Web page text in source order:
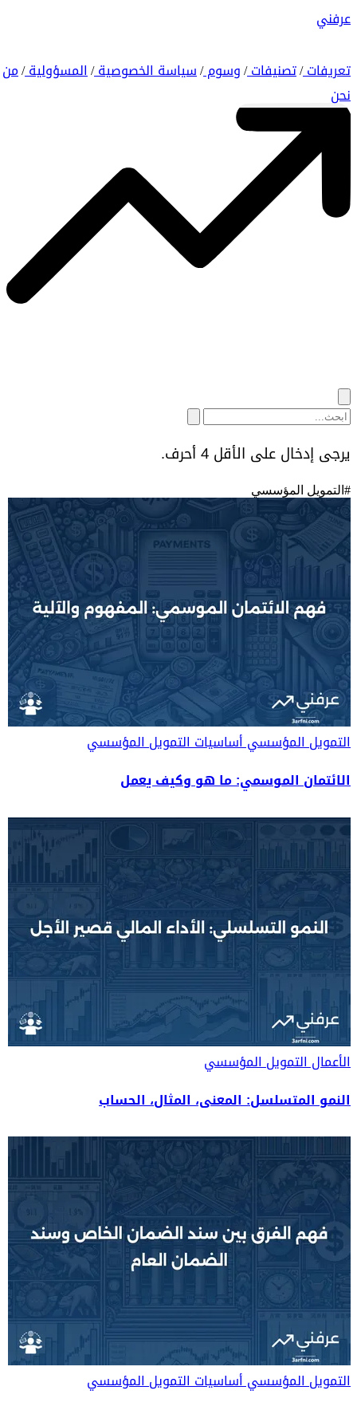
عرفني
تعريفات/ تصنيفات/ وسوم/ سياسة الخصوصية/ المسؤولية/ من
نحن
يرجى إدخال على الأقل 4 أحرف.
# التمويل المؤسسي
التمويل المؤسسيأساسيات التمويل المؤسسي
الائتمان الموسمي: ما هو وكيف يعمل
الأعمالالتمويل المؤسسي
النمو المتسلسل: المعنى، المثال، الحساب
التمويل المؤسسيأساسيات التمويل المؤسسي